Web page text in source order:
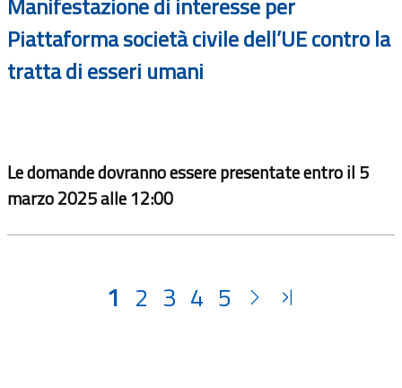
Piattaforma società civile dell’UE contro la
tratta di esseri umani
Le domande dovranno essere presentate entro il 5
marzo 2025 alle 12:00
1 2 3 4 5